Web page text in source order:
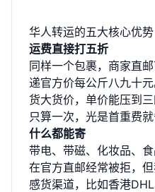
华人转运的五大核心优势
运费直接打五折
同样一个包裹，商家直
递官方价每公斤八九十
货大货价，单价能压到
只算一次，光是首重费就
什么都能寄
带电、带磁、化妆品、
在官方直邮经常被拒，
感货渠道，比如香港